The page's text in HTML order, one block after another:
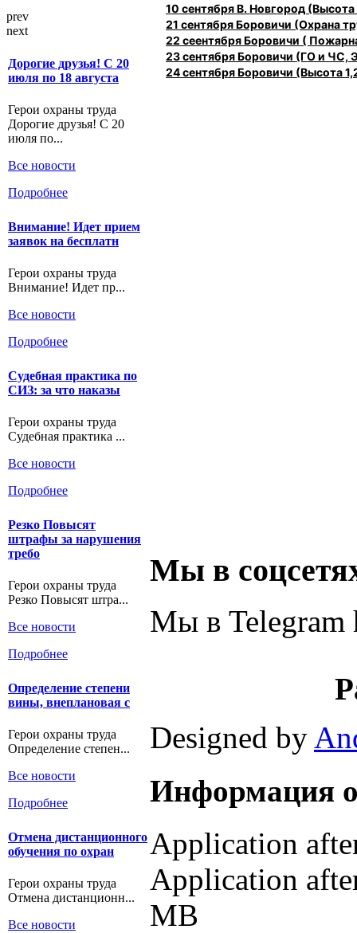
prev
next
Дорогие друзья! С 20
июля по 18 августа
Герои охраны труда
Дорогие друзья! С 20
июля по...
Все новости
Подробнее
Внимание! Идет прием
заявок на бесплатн
Герои охраны труда
Внимание! Идет пр...
Все новости
Подробнее
Судебная практика по
СИЗ: за что наказы
Герои охраны труда
Судебная практика ...
Все новости
Подробнее
Резко Повысят
штрафы за нарушения
требо
Герои охраны труда
Резко Повысят штра...
Все новости
Подробнее
Определение степени
вины, внеплановая с
Герои охраны труда
Определение степен...
Все новости
Подробнее
Отмена дистанционного
обучения по охран
Герои охраны труда
Отмена дистанционн...
Все новости
10 сентября В. Новгород (Высота
21 сентября Боровичи (Охрана
22 сеентября Боровичи (
23 сентября Боровичи (ГО и ЧС,
24 сентября Боровичи (Высота
Мы в
Мы в Telegram
Designed by
Информация
Application
Application
MB